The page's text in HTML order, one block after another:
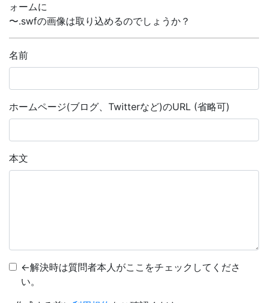
ォームに
〜.swfの画像は取り込めるのでしょうか？
名前
ホームページ(ブログ、Twitterなど)のURL (省略可)
本文
←解決時は質問者本人がここをチェックしてくださ
い。